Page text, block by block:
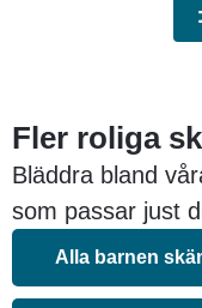
Fler roliga
Bläddra bland
som passar just
Alla barnen